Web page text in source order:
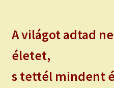
A világot adtad
életet,
s tettél mindent